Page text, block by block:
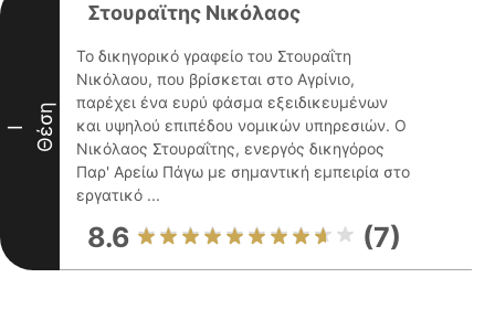
I Θέση
Στουραϊτης Νικόλαος
Το δικηγορικό γραφείο του Στουραΐτη
Νικόλαου, που βρίσκεται στο Αγρίνιο,
παρέχει ένα ευρύ φάσμα εξειδικευμένων
και υψηλού επιπέδου νομικών υπηρεσιών. Ο
Νικόλαος Στουραΐτης, ενεργός δικηγόρος
Παρ' Αρείω Πάγω με σημαντική εμπειρία στο
εργατικό ...
8.6 (7)